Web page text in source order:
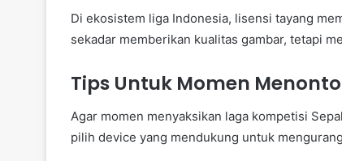
Di ekosistem liga Indonesia, lisensi tayang
sekadar memberikan kualitas gambar, tetapi
Tips Untuk Momen
Agar momen menyaksikan laga kompetisi
pilih device yang mendukung untuk